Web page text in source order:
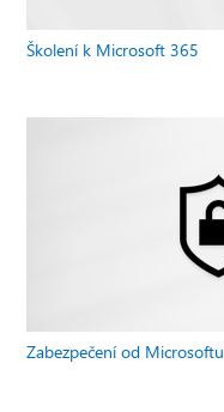
Školení k Microsoft 365
Zabezpečení od Microsoftu